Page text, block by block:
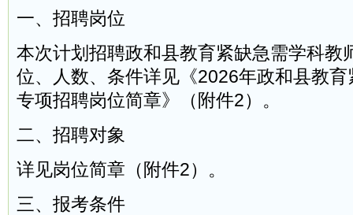
一、招聘岗位
本次计划招聘政和县教育紧缺急需学科教
位、人数、条件详见《2026年政和县教
专项招聘岗位简章》（附件2）。
二、招聘对象
详见岗位简章（附件2）。
三、报考条件